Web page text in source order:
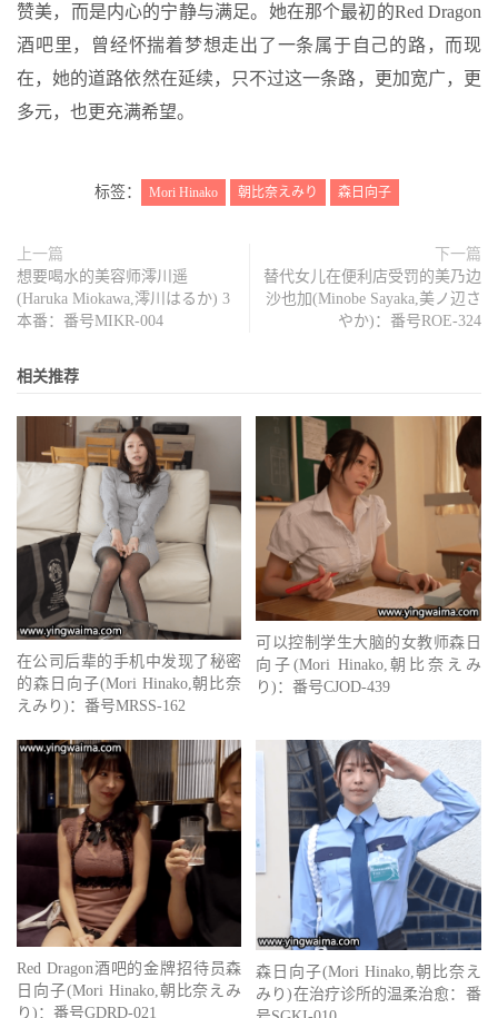
赞美，而是内心的宁静与满足。她在那个最初的Red Dragon
酒吧里，曾经怀揣着梦想走出了一条属于自己的路，而现
在，她的道路依然在延续，只不过这一条路，更加宽广，更
多元，也更充满希望。
标签： Mori Hinako 朝比奈えみり 森日向子
上一篇
想要喝水的美容师澪川遥
(Haruka Miokawa,澪川はるか) 3
本番：番号MIKR-004
下一篇
替代女儿在便利店受罚的美乃边
沙也加(Minobe Sayaka,美ノ辺さ
やか)：番号ROE-324
相关推荐
在公司后辈的手机中发现了秘密
的森日向子(Mori Hinako,朝比奈
えみり)：番号MRSS-162
可以控制学生大脑的女教师森日
向子(Mori Hinako,朝比奈えみ
り)：番号CJOD-439
Red Dragon酒吧的金牌招待员森
日向子(Mori Hinako,朝比奈えみ
り)：番号GDRD-021
森日向子(Mori Hinako,朝比奈え
みり)在治疗诊所的温柔治愈：番